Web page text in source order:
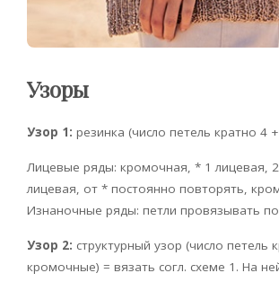
Узоры
Узор 1: резинка (число петель кратно 4
Лицевые ряды: кромочная, * 1 лицевая,
лицевая, от * постоянно повторять,
Изнаночные ряды: петли провязывать по
Узор 2: структурный узор (число петель
кромочные) = вязать согл. схеме 1. На